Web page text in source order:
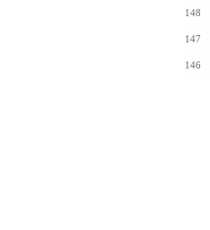
148
147
146